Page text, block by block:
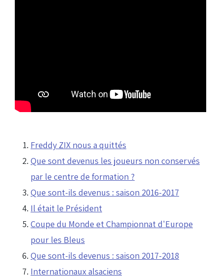
Freddy ZIX nous a quittés
Que sont devenus les joueurs non conservés
par le centre de formation ?
Que sont-ils devenus : saison 2016-2017
Il était le Président
Coupe du Monde et Championnat d'Europe
pour les Bleus
Que sont-ils devenus : saison 2017-2018
Internationaux alsaciens